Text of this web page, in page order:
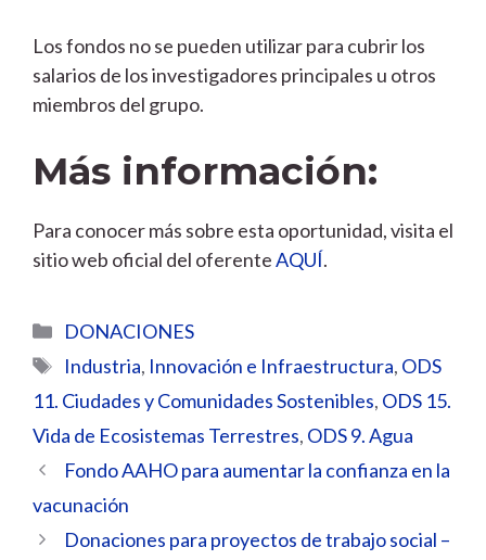
Los fondos no se pueden utilizar para cubrir los
salarios de los investigadores principales u otros
miembros del grupo.
Más información:
Para conocer más sobre esta oportunidad, visita el
sitio web oficial del oferenteAQUÍ.
Categorías
DONACIONES
Etiquetas
Industria, Innovación e Infraestructura, ODS
11. Ciudades y Comunidades Sostenibles, ODS 15.
Vida de Ecosistemas Terrestres, ODS 9. Agua
Fondo AAHO para aumentar la confianza en la
vacunación
Donaciones para proyectos de trabajo social –